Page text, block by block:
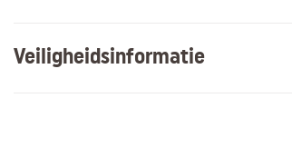
Veiligheidsinformatie